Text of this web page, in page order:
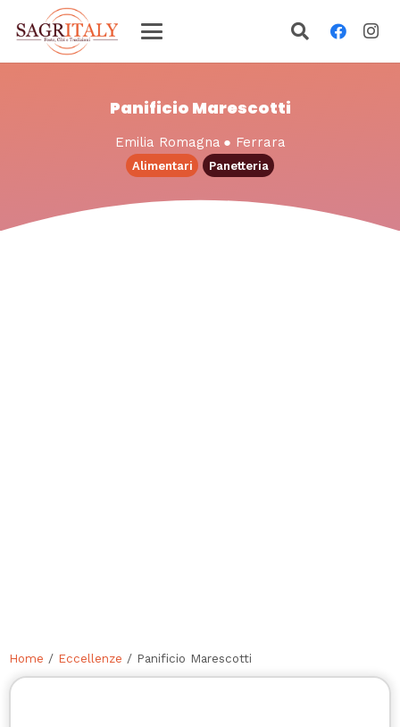
Panificio Marescotti
Emilia Romagna ● Ferrara
Alimentari Panetteria
Home / Eccellenze / Panificio Marescotti